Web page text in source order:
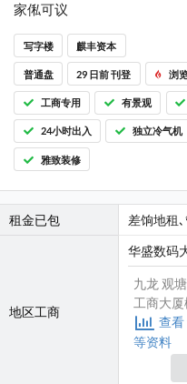
家俬可议
写字楼 麒丰资本
普通盘 29 日前 刊登 浏
工商专用 有景观
24小时出入 独立冷气机
雅致装修
租金已包 差饷地租
地区工商
华盛数码
九龙 观塘
工商大
查
等资料